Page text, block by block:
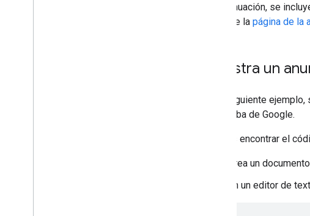
A continuación, se
consulte la página de la
Muestra un
En el siguiente
de prueba de Google.
Puedes encontrar el
Crea un
En un editor de